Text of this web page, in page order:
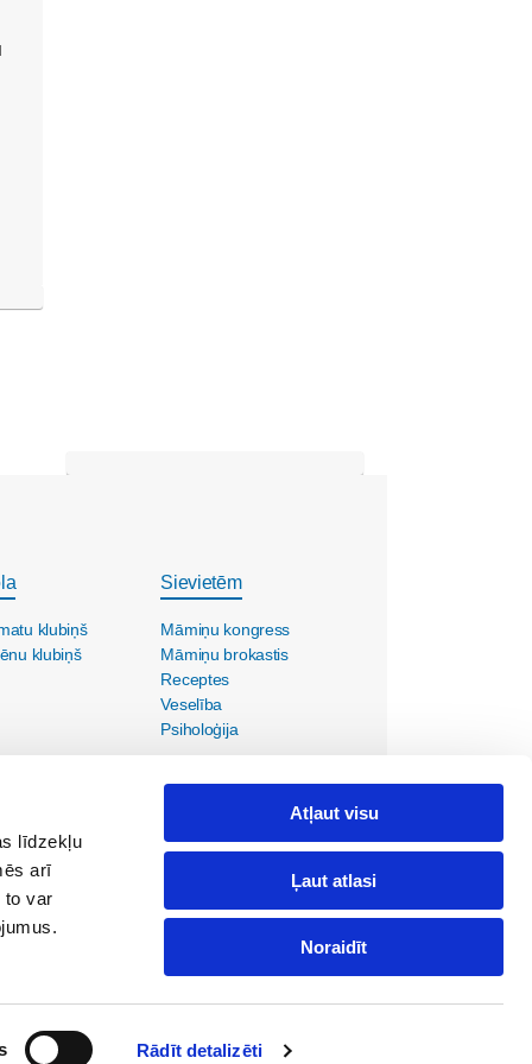
līdzekļu
arī
to var
Rādīt detalizēti
Atļaut visu
Ļaut atlasi
Noraidīt
klubiņš
klubiņš
Sievietēm
Māmiņu kongress
Māmiņu brokastis
Receptes
Veselība
Psiholoģija
Mamyciuklubas.lt Emmedeklubi.ee Maminklub.lv